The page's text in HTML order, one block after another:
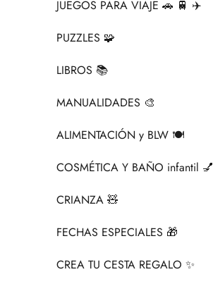
JUEGOS PARA VIAJE 🚗 🚆 ✈️
PUZZLES 🧩
LIBROS 📚​
MANUALIDADES 🎨​
ALIMENTACIÓN y BLW 🍽️
COSMÉTICA Y BAÑO infantil 💅
CRIANZA ​🧸​
FECHAS ESPECIALES 🎁
CREA TU CESTA REGALO ✨